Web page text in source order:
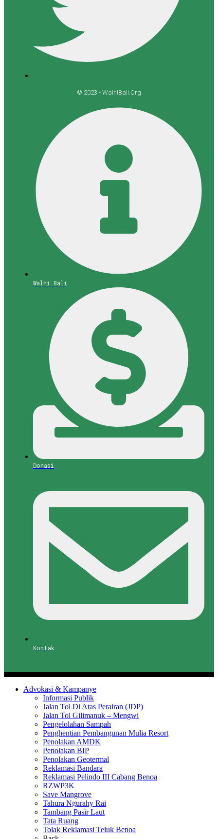
© 2023 - WalhiBali.Org
Walhi Bali
Donasi
Kontak
Advokasi & Kampanye
Informasi Publik
Jalan Tol Di Atas Perairan (JDP)
Jalan Tol Gilimanuk – Mengwi
Pengelolahan Sampah
Penghentian Pembangunan Mulia Resort
Penolakan AMDK
Penolakan BIP
Penolakan Geotermal
Reklamasi Bandara
Reklamasi Pelindo III Cabang Benoa
RZWP3K
Save Mangrove
Tahura Ngurahy Rai
Tambang Pasir Laut
Tata Ruang
Tolak Reklamasi Teluk Benoa